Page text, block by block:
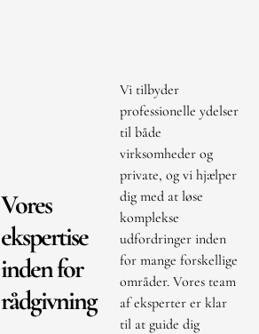
Vores
ekspertise
inden for
rådgivning
Vi tilbyder
professionelle ydelser
til både
virksomheder og
private, og vi hjælper
dig med at løse
komplekse
udfordringer inden
for mange forskellige
områder. Vores team
af eksperter er klar
til at guide dig